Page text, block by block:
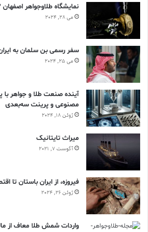
نمایشگاه طلاوجواهر اصفهان 1403
می 28, 2024
سفر رسمی بن سلمان به
می 25, 2024
آینده صنعت طلا و جواهر
مصنوعی و پرینت سه‌بعدی
ژوئن 18, 2024
ميراث تايتانيک
آگوست 7, 2021
فیروزه، از ایران باستان تا
ژوئن 26, 2024
واردات شمش طلا معاف از